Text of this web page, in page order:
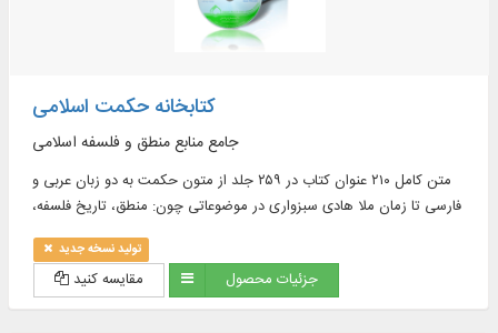
کتابخانه حکمت اسلامی
جامع منابع منطق و فلسفه اسلامی
متن کامل ۲۱۰ عنوان کتاب در ۲۵۹ جلد از متون حکمت به دو زبان عربی و
فارسی تا زمان ملا هادی سبزواری در موضوعاتی چون: منطق، تاریخ فلسفه،
تولید نسخه جدید
مقایسه کنید جزئیات محصول